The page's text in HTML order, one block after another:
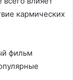
кармических
фильм